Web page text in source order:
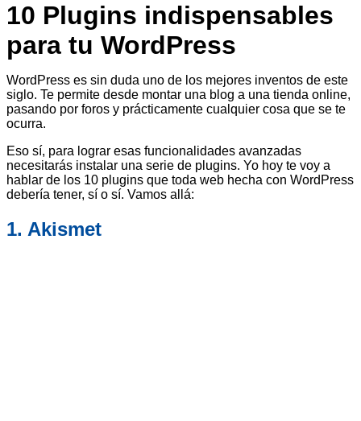
10 Plugins indispensables
para tu WordPress
WordPress es sin duda uno de los mejores inventos de este
siglo. Te permite desde montar una blog a una tienda online,
pasando por foros y prácticamente cualquier cosa que se te
ocurra.
Eso sí, para lograr esas funcionalidades avanzadas
necesitarás instalar una serie de plugins. Yo hoy te voy a
hablar de los 10 plugins que toda web hecha con WordPress
debería tener, sí o sí. Vamos allá:
1. Akismet